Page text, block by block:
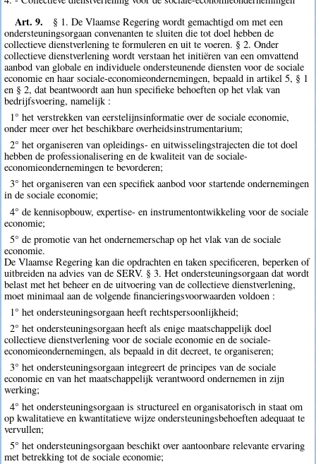
Art. 9.
§ 1. De Vlaamse Regering wordt gemachtigd om met een
ondersteuningsorgaan convenanten te sluiten die tot doel hebben de
collectieve dienstverlening te formuleren en uit te voeren. § 2. Onder
collectieve dienstverlening wordt verstaan het initiëren van een omvattend
aanbod van globale en individuele ondersteunende diensten voor de sociale
economie en haar sociale-economieondernemingen, bepaald in artikel 5, § 1
en § 2, dat beantwoordt aan hun specifieke behoeften op het vlak van
bedrijfsvoering, namelijk :
1° het verstrekken van eerstelijnsinformatie over de sociale economie,
onder meer over het beschikbare overheidsinstrumentarium;
2° het organiseren van opleidings- en uitwisselingstrajecten die tot doel
hebben de professionalisering en de kwaliteit van de sociale-
economieondernemingen te bevorderen;
3° het organiseren van een specifiek aanbod voor startende ondernemingen
in de sociale economie;
4° de kennisopbouw, expertise- en instrumentontwikkeling voor de sociale
economie;
5° de promotie van het ondernemerschap op het vlak van de sociale
economie.
De Vlaamse Regering kan die opdrachten en taken specificeren, beperken of
uitbreiden na advies van de SERV. § 3. Het ondersteuningsorgaan dat wordt
belast met het beheer en de uitvoering van de collectieve dienstverlening,
moet minimaal aan de volgende financieringsvoorwaarden voldoen :
1° het ondersteuningsorgaan heeft rechtspersoonlijkheid;
2° het ondersteuningsorgaan heeft als enige maatschappelijk doel
collectieve dienstverlening voor de sociale economie en de sociale-
economieondernemingen, als bepaald in dit decreet, te organiseren;
3° het ondersteuningsorgaan integreert de principes van de sociale
economie en van het maatschappelijk verantwoord ondernemen in zijn
werking;
4° het ondersteuningsorgaan is structureel en organisatorisch in staat om
op kwalitatieve en kwantitatieve wijze ondersteuningsbehoeften adequaat te
vervullen;
5° het ondersteuningsorgaan beschikt over aantoonbare relevante ervaring
met betrekking tot de sociale economie;